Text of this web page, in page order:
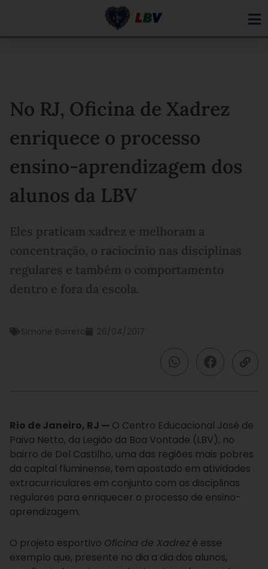
No RJ, Oficina de Xadrez
enriquece o processo
ensino-aprendizagem dos
alunos da LBV
Eles praticam xadrez e melhoram a
concentração, o raciocínio nas disciplinas
regulares e também o comportamento
dentro e fora da escola.
Simone Barreto 26/04/2017
Rio de Janeiro, RJ — O Centro Educacional José de
Paiva Netto, da Legião da Boa Vontade (LBV), no
bairro de Del Castilho, uma das regiões mais pobres
da capital fluminense, tem apostado em atividades
extracurriculares em conjunto com as disciplinas
regulares para enriquecer o processo de ensino-
aprendizagem.
O projeto esportivo Oficina de Xadrez é esse
exemplo que, presente no dia a dia dos alunos,